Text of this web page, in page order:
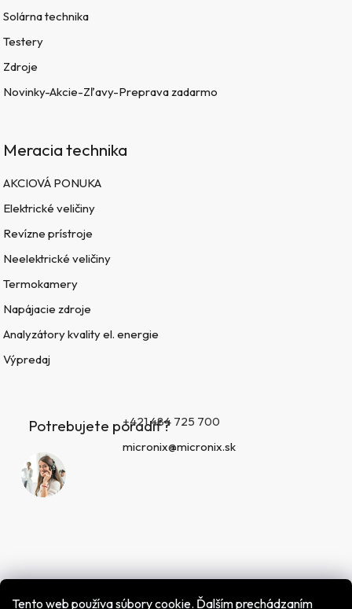
Tento web používa súbory cookie. Ďalším prechádzaním
Solárna technika
Testery
Zdroje
Novinky-Akcie-Zľavy-Preprava zadarmo
Meracia technika
AKCIOVÁ PONUKA
Elektrické veličiny
Revízne prístroje
Neelektrické veličiny
Termokamery
Napájacie zdroje
Analyzátory kvality el. energie
Výpredaj
Potrebujete poradiť?+421 484 725 700
micronix@micronix.sk